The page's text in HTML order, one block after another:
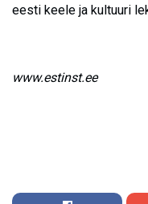
eesti keele ja kultuuri
www.estinst.ee